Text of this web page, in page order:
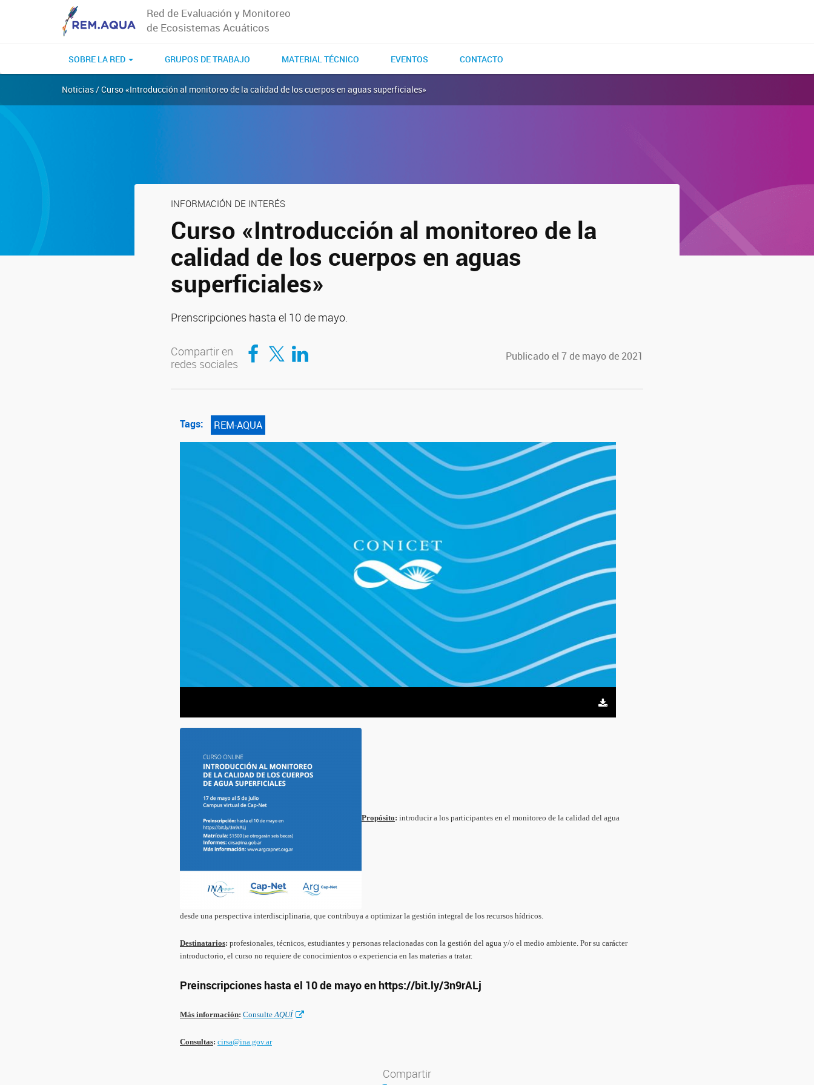
Red de Evaluación y Monitoreo
de Ecosistemas Acuáticos
SOBRE LA RED GRUPOS DE TRABAJO MATERIAL TÉCNICO EVENTOS CONTACTO
Noticias / Curso «Introducción al monitoreo de la calidad de los cuerpos en aguas superficiales»
INFORMACIÓN DE INTERÉS
Curso «Introducción al monitoreo de la
calidad de los cuerpos en aguas
superficiales»
Prenscripciones hasta el 10 de mayo.
Compartir en
redes sociales
Compartir en Facebook Compartir en Twitter Compartir en LinkedIn Publicado el 7 de mayo de 2021
Tags: REM-AQUA
Propósito: introducir a los participantes en el monitoreo de la calidad del agua
desde una perspectiva interdisciplinaria, que contribuya a optimizar la gestión integral de los recursos hídricos.
Destinatarios: profesionales, técnicos, estudiantes y personas relacionadas con la gestión del agua y/o el medio ambiente. Por su carácter
introductorio, el curso no requiere de conocimientos o experiencia en las materias a tratar.
Preinscripciones hasta el 10 de mayo en https://bit.ly/3n9rALj
Más información: ConsulteAQUÍ
Consultas: cirsa@ina.gov.ar
Compartir